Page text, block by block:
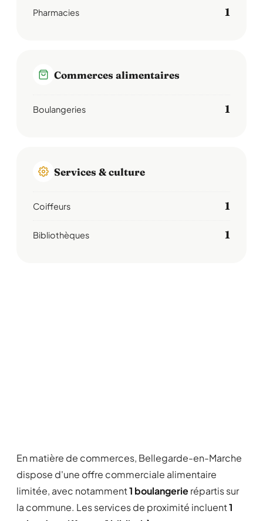
Pharmacies 1
Commerces alimentaires
Boulangeries 1
Services & culture
Coiffeurs 1
Bibliothèques 1
En matière de commerces, Bellegarde-en-Marche
dispose d'une offre commerciale alimentaire
limitée, avec notamment1 boulangerierépartis sur
la commune. Les services de proximité incluent1